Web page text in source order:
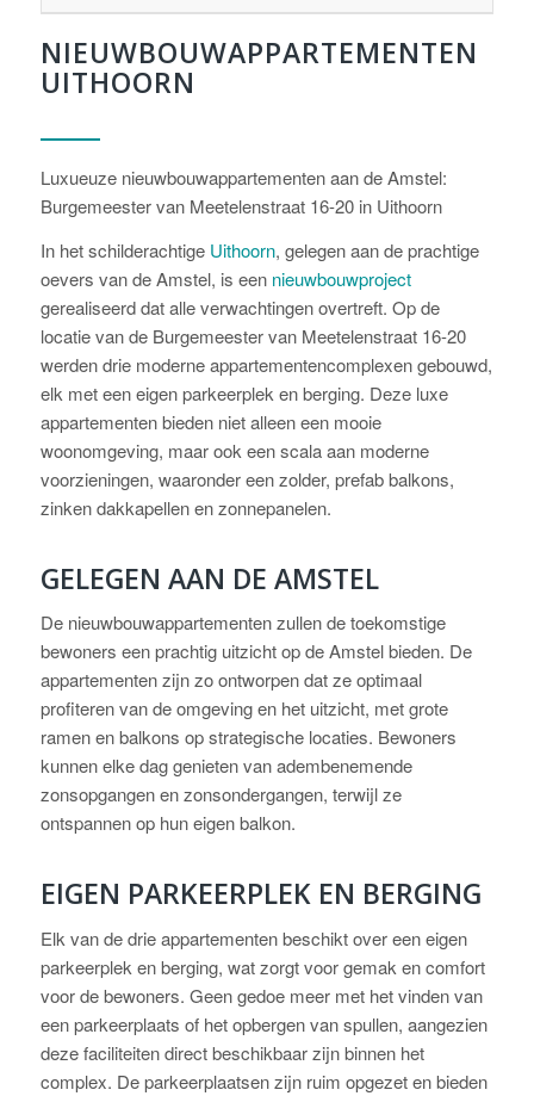
NIEUWBOUWAPPARTEMENTEN
UITHOORN
Luxueuze nieuwbouwappartementen aan de Amstel:
Burgemeester van Meetelenstraat 16-20 in Uithoorn
In het schilderachtige Uithoorn, gelegen aan de prachtige
oevers van de Amstel, is een nieuwbouwproject
gerealiseerd dat alle verwachtingen overtreft. Op de
locatie van de Burgemeester van Meetelenstraat 16-20
werden drie moderne appartementencomplexen gebouwd,
elk met een eigen parkeerplek en berging. Deze luxe
appartementen bieden niet alleen een mooie
woonomgeving, maar ook een scala aan moderne
voorzieningen, waaronder een zolder, prefab balkons,
zinken dakkapellen en zonnepanelen.
GELEGEN AAN DE AMSTEL
De nieuwbouwappartementen zullen de toekomstige
bewoners een prachtig uitzicht op de Amstel bieden. De
appartementen zijn zo ontworpen dat ze optimaal
profiteren van de omgeving en het uitzicht, met grote
ramen en balkons op strategische locaties. Bewoners
kunnen elke dag genieten van adembenemende
zonsopgangen en zonsondergangen, terwijl ze
ontspannen op hun eigen balkon.
EIGEN PARKEERPLEK EN BERGING
Elk van de drie appartementen beschikt over een eigen
parkeerplek en berging, wat zorgt voor gemak en comfort
voor de bewoners. Geen gedoe meer met het vinden van
een parkeerplaats of het opbergen van spullen, aangezien
deze faciliteiten direct beschikbaar zijn binnen het
complex. De parkeerplaatsen zijn ruim opgezet en bieden